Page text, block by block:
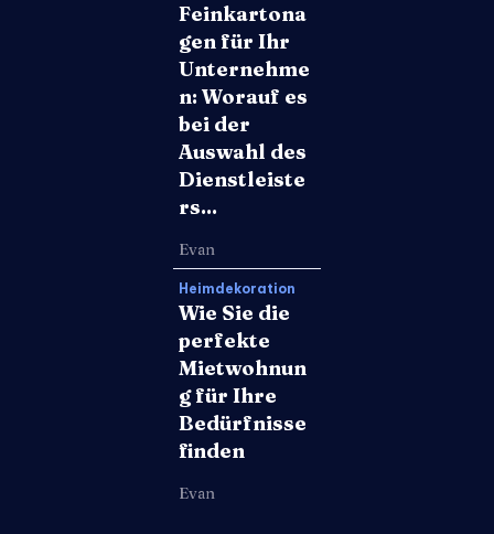
Feinkartona
gen für Ihr
Unternehme
n: Worauf es
bei der
Auswahl des
Dienstleiste
rs...
Evan
Heimdekoration
Wie Sie die
perfekte
Mietwohnun
g für Ihre
Bedürfnisse
finden
Evan